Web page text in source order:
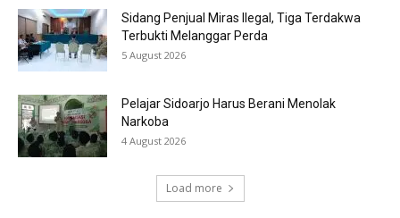
Sidang Penjual Miras Ilegal, Tiga Terdakwa
Terbukti Melanggar Perda
5 August 2026
Pelajar Sidoarjo Harus Berani Menolak
Narkoba
4 August 2026
Load more